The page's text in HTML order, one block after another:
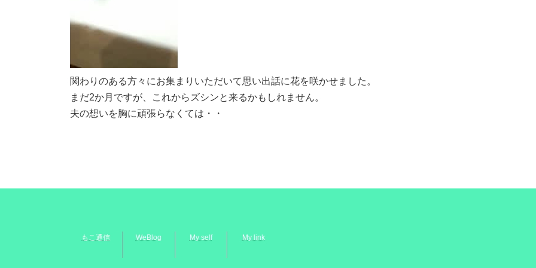
関わりのある方々にお集まりいただいて思い出話に花を咲かせました。
まだ2か月ですが、これからズシンと来るかもしれません。
夫の想いを胸に頑張らなくては・・
もこ通信 WeBlog My self My link